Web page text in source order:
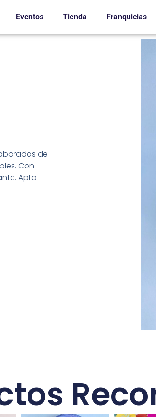
Eventos Tienda Franquicias
de
Con
Apto